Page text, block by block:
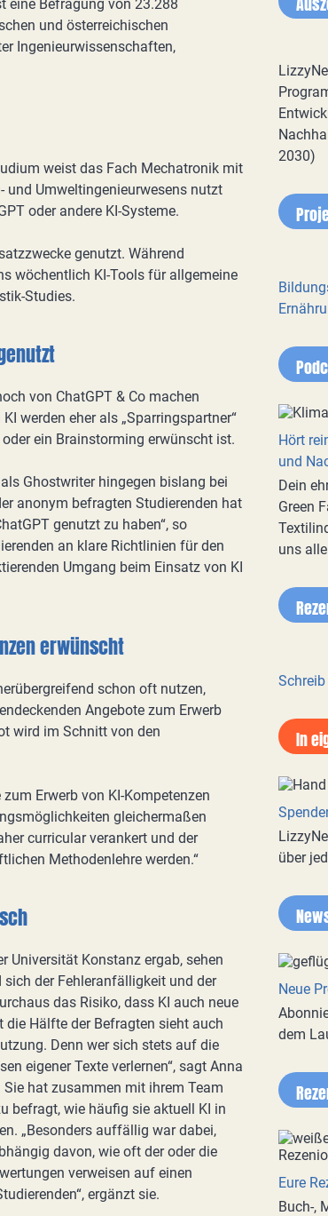
eine Befragung von 23.288
und österreichischen
Ingenieurwissenschaften,
weist das Fach Mechatronik mit
und Umweltingenieurwesens nutzt
oder andere KI-Systeme.
genutzt. Während
wöchentlich KI-Tools für allgemeine
Studies.
von ChatGPT & Co machen
werden eher als „Sparringspartner“
ein Brainstorming erwünscht ist.
Ghostwriter hingegen bislang bei
anonym befragten Studierenden hat
genutzt zu haben“, so
an klare Richtlinien für den
Umgang beim Einsatz von KI
erwünscht
schon oft nutzen,
Angebote zum Erwerb
wird im Schnitt von den
Erwerb von KI-Kompetenzen
gleichermaßen
curricular verankert und der
Methodenlehre werden.“
Universität Konstanz ergab, sehen
der Fehleranfälligkeit und der
das Risiko, dass KI auch neue
Hälfte der Befragten sieht auch
Denn wer sich stets auf die
eigener Texte verlernen“, sagt Anna
hat zusammen mit ihrem Team
befragt, wie häufig sie aktuell KI in
„Besonders auffällig war dabei,
davon, wie oft der oder die
verweisen auf einen
ergänzt sie.
2030)
Hört
und
Dein
Green
uns
In
über
Neue
dem
Eure
Buch-,